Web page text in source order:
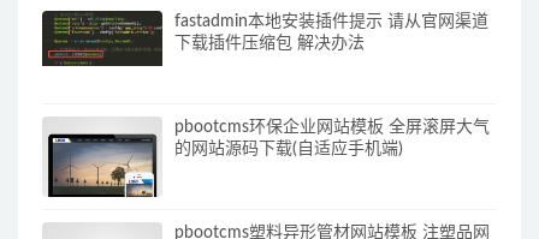
fastadmin本地安装插件提示 请从官网渠道
下载插件压缩包 解决办法
pbootcms环保企业网站模板 全屏滚屏大气
的网站源码下载(自适应手机端)
pbootcms塑料异形管材网站模板 注塑品网